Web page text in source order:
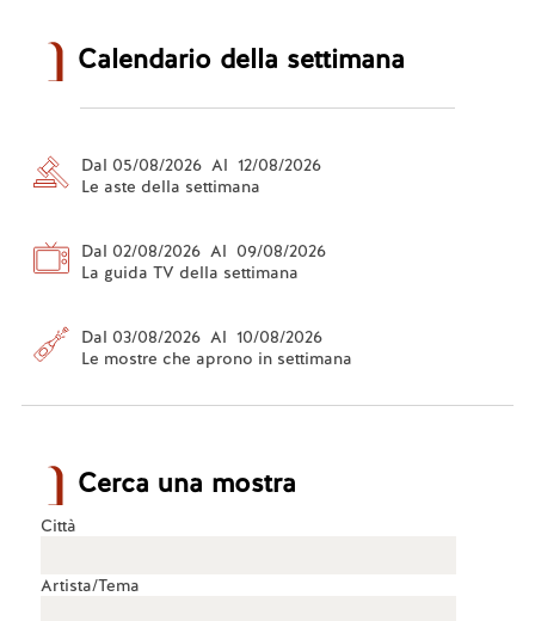
Calendario della settimana
Dal 05/08/2026 Al 12/08/2026
Le aste della settimana
Dal 02/08/2026 Al 09/08/2026
La guida TV della settimana
Dal 03/08/2026 Al 10/08/2026
Le mostre che aprono in settimana
Cerca una mostra
Città
Artista/Tema